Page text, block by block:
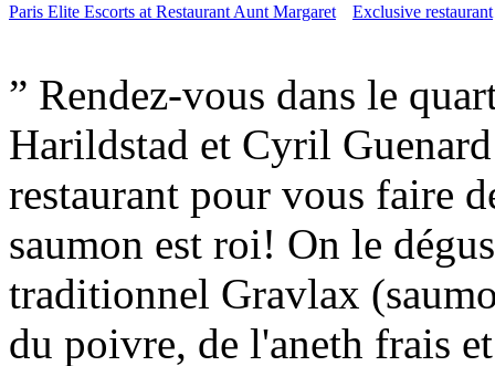
Paris Elite Escorts at Restaurant Aunt Margaret Exclusive restaurant
” Rendez-vous dans le
Harildstad et Cyril
restaurant pour vous faire
saumon est roi! On le
traditionnel Gravlax
du poivre, de l'aneth frais